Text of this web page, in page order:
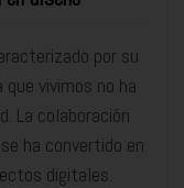
por su
vivimos no ha
La colaboración
ha convertido en
digitales.